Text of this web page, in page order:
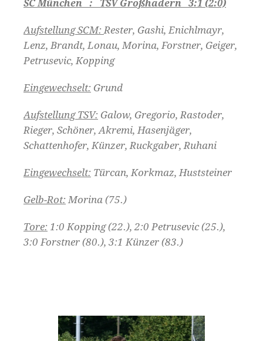
SC München : TSV Großhadern 3:1 (2:0)
Aufstellung SCM: Rester, Gashi, Enichlmayr,
Lenz, Brandt, Lonau, Morina, Forstner, Geiger,
Petrusevic, Kopping
Eingewechselt: Grund
Aufstellung TSV: Galow, Gregorio, Rastoder,
Rieger, Schöner, Akremi, Hasenjäger,
Schattenhofer, Künzer, Ruckgaber, Ruhani
Eingewechselt: Türcan, Korkmaz, Huststeiner
Gelb-Rot: Morina (75.)
Tore: 1:0 Kopping (22.), 2:0 Petrusevic (25.),
3:0 Forstner (80.), 3:1 Künzer (83.)